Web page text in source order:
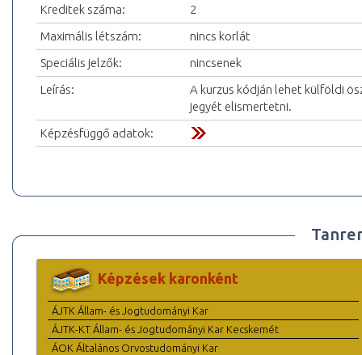
Kreditek száma:
2
Maximális létszám:
nincs korlát
Speciális jelzők:
nincsenek
Leírás:
A kurzus kódján lehet külföldi
jegyét elismertetni.
Képzésfüggő adatok:
Képzések karonként
ÁJTK Állam- és Jogtudományi Kar
ÁJTK-KT Állam- és Jogtudományi Kar Kecskemét
ÁOK Általános Orvostudományi Kar